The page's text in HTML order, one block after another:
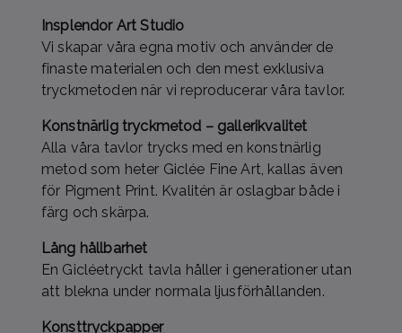
Insplendor Art Studio
Vi skapar våra egna motiv och använder de
finaste materialen och den mest exklusiva
tryckmetoden när vi reproducerar våra tavlor.
Konstnärlig tryckmetod – gallerikvalitet
Alla våra tavlor trycks med en konstnärlig
metod som heter Giclée Fine Art, kallas även
för Pigment Print. Kvalitén är oslagbar både i
färg och skärpa.
Lång hållbarhet
En Gicléetryckt tavla håller i generationer utan
att blekna under normala ljusförhållanden.
Konsttryckpapper